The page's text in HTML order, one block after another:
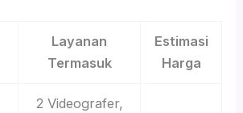
Layanan
Termasuk
Estimasi
Harga
2 Videografer,